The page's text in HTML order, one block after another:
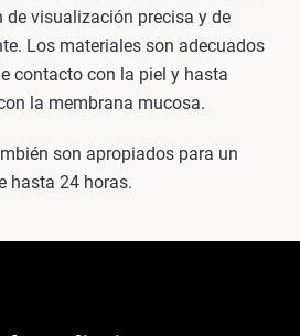
de visualización precisa y de
Los materiales son adecuados
contacto con la piel y hasta
la membrana mucosa.
son apropiados para un
hasta 24 horas.